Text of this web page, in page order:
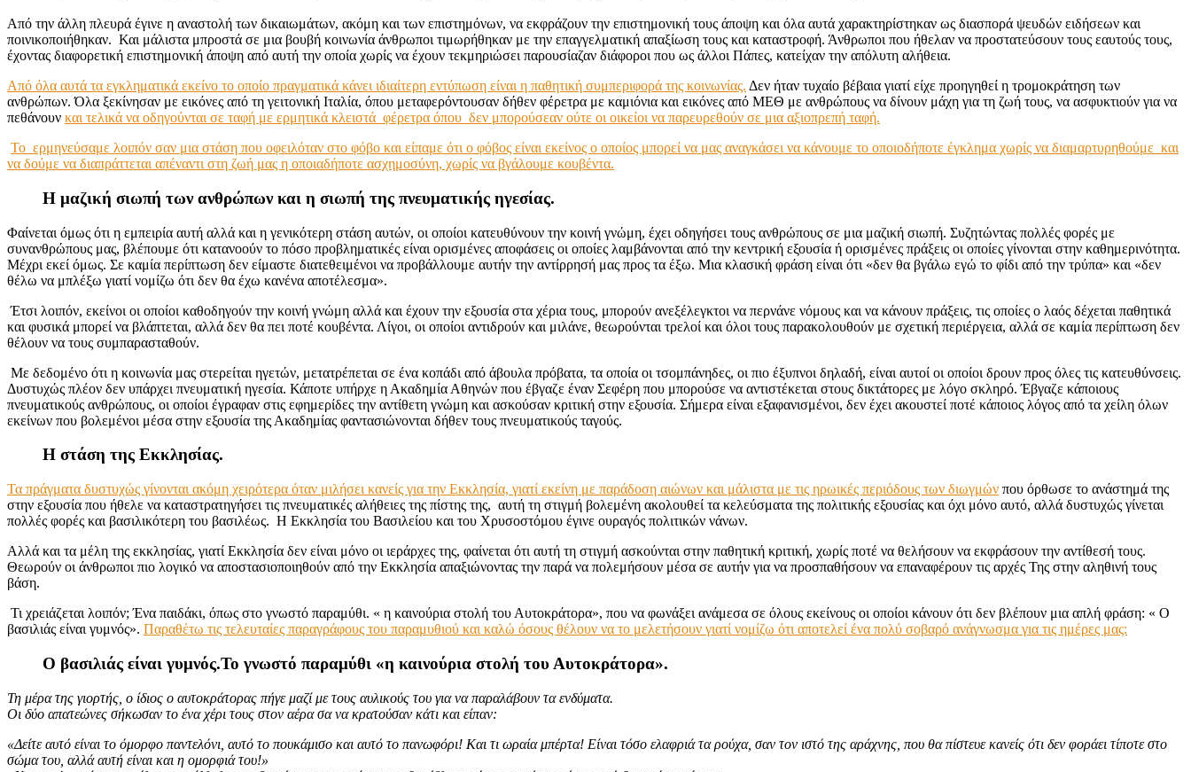
Από την άλλη πλευρά έγινε η αναστολή των δικαιωμάτων, ακόμη και των επιστημόνων, να εκφράζουν την επιστημονική τους άποψη και όλα αυτά χαρακτηρίστηκαν ως διασπορά ψευδών ειδήσεων και
ποινικοποιήθηκαν. Και μάλιστα μπροστά σε μια βουβή κοινωνία άνθρωποι τιμωρήθηκαν με την επαγγελματική απαξίωση τους και καταστροφή. Άνθρωποι που ήθελαν να προστατεύσουν τους εαυτούς τους,
έχοντας διαφορετική επιστημονική άποψη από αυτή την οποία χωρίς να έχουν τεκμηριώσει παρουσίαζαν διάφοροι που ως άλλοι Πάπες, κατείχαν την απόλυτη αλήθεια.
Από όλα αυτά τα εγκληματικά εκείνο το οποίο πραγματικά κάνει ιδιαίτερη εντύπωση είναι η παθητική συμπεριφορά της κοινωνίας. Δεν ήταν τυχαίο βέβαια γιατί είχε προηγηθεί η τρομοκράτηση των
ανθρώπων. Όλα ξεκίνησαν με εικόνες από τη γειτονική Ιταλία, όπου μεταφερόντουσαν δήθεν φέρετρα με καμιόνια και εικόνες από ΜΕΘ με ανθρώπους να δίνουν μάχη για τη ζωή τους, να ασφυκτιούν για να
πεθάνουν και τελικά να οδηγούνται σε ταφή με ερμητικά κλειστά φέρετρα όπου δεν μπορούσεαν ούτε οι οικείοι να παρευρεθούν σε μια αξιοπρεπή ταφή.
Το ερμηνεύσαμε λοιπόν σαν μια στάση που οφειλόταν στο φόβο και είπαμε ότι ο φόβος είναι εκείνος ο οποίος μπορεί να μας αναγκάσει να κάνουμε το οποιοδήποτε έγκλημα χωρίς να διαμαρτυρηθούμε και
να δούμε να διαπράττεται απέναντι στη ζωή μας η οποιαδήποτε ασχημοσύνη, χωρίς να βγάλουμε κουβέντα.
Η μαζική σιωπή των ανθρώπων και η σιωπή της πνευματικής ηγεσίας.
Φαίνεται όμως ότι η εμπειρία αυτή αλλά και η γενικότερη στάση αυτών, οι οποίοι κατευθύνουν την κοινή γνώμη, έχει οδηγήσει τους ανθρώπους σε μια μαζική σιωπή. Συζητώντας πολλές φορές με
συνανθρώπους μας, βλέπουμε ότι κατανοούν το πόσο προβληματικές είναι ορισμένες αποφάσεις οι οποίες λαμβάνονται από την κεντρική εξουσία ή ορισμένες πράξεις οι οποίες γίνονται στην καθημερινότητα.
Μέχρι εκεί όμως. Σε καμία περίπτωση δεν είμαστε διατεθειμένοι να προβάλλουμε αυτήν την αντίρρησή μας προς τα έξω. Μια κλασική φράση είναι ότι «δεν θα βγάλω εγώ το φίδι από την τρύπα» και «δεν
θέλω να μπλέξω γιατί νομίζω ότι δεν θα έχω κανένα αποτέλεσμα».
Έτσι λοιπόν, εκείνοι οι οποίοι καθοδηγούν την κοινή γνώμη αλλά και έχουν την εξουσία στα χέρια τους, μπορούν ανεξέλεγκτοι να περνάνε νόμους και να κάνουν πράξεις, τις οποίες ο λαός δέχεται παθητικά
και φυσικά μπορεί να βλάπτεται, αλλά δεν θα πει ποτέ κουβέντα. Λίγοι, οι οποίοι αντιδρούν και μιλάνε, θεωρούνται τρελοί και όλοι τους παρακολουθούν με σχετική περιέργεια, αλλά σε καμία περίπτωση δεν
θέλουν να τους συμπαρασταθούν.
Με δεδομένο ότι η κοινωνία μας στερείται ηγετών, μετατρέπεται σε ένα κοπάδι από άβουλα πρόβατα, τα οποία οι τσομπάνηδες, οι πιο έξυπνοι δηλαδή, είναι αυτοί οι οποίοι δρουν προς όλες τις κατευθύνσεις.
Δυστυχώς πλέον δεν υπάρχει πνευματική ηγεσία. Κάποτε υπήρχε η Ακαδημία Αθηνών που έβγαζε έναν Σεφέρη που μπορούσε να αντιστέκεται στους δικτάτορες με λόγο σκληρό. Έβγαζε κάποιους
πνευματικούς ανθρώπους, οι οποίοι έγραφαν στις εφημερίδες την αντίθετη γνώμη και ασκούσαν κριτική στην εξουσία. Σήμερα είναι εξαφανισμένοι, δεν έχει ακουστεί ποτέ κάποιος λόγος από τα χείλη όλων
εκείνων που βολεμένοι μέσα στην εξουσία της Ακαδημίας φαντασιώνονται δήθεν τους πνευματικούς ταγούς.
Η στάση της Εκκλησίας.
Τα πράγματα δυστυχώς γίνονται ακόμη χειρότερα όταν μιλήσει κανείς για την Εκκλησία, γιατί εκείνη με παράδοση αιώνων και μάλιστα με τις ηρωικές περιόδους των διωγμών που όρθωσε το ανάστημά της
στην εξουσία που ήθελε να καταστρατηγήσει τις πνευματικές αλήθειες της πίστης της, αυτή τη στιγμή βολεμένη ακολουθεί τα κελεύσματα της πολιτικής εξουσίας και όχι μόνο αυτό, αλλά δυστυχώς γίνεται
πολλές φορές και βασιλικότερη του βασιλέως. Η Εκκλησία του Βασιλείου και του Χρυσοστόμου έγινε ουραγός πολιτικών νάνων.
Αλλά και τα μέλη της εκκλησίας, γιατί Εκκλησία δεν είναι μόνο οι ιεράρχες της, φαίνεται ότι αυτή τη στιγμή ασκούνται στην παθητική κριτική, χωρίς ποτέ να θελήσουν να εκφράσουν την αντίθεσή τους.
Θεωρούν οι άνθρωποι πιο λογικό να αποστασιοποιηθούν από την Εκκλησία απαξιώνοντας την παρά να πολεμήσουν μέσα σε αυτήν για να προσπαθήσουν να επαναφέρουν τις αρχές Της στην αληθινή τους
βάση.
Τι χρειάζεται λοιπόν; Ένα παιδάκι, όπως στο γνωστό παραμύθι. « η καινούρια στολή του Αυτοκράτορα», που να φωνάξει ανάμεσα σε όλους εκείνους οι οποίοι κάνουν ότι δεν βλέπουν μια απλή φράση: « Ο
βασιλιάς είναι γυμνός». Παραθέτω τις τελευταίες παραγράφους του παραμυθιού και καλώ όσους θέλουν να το μελετήσουν γιατί νομίζω ότι αποτελεί ένα πολύ σοβαρό ανάγνωσμα για τις ημέρες μας:
Ο βασιλιάς είναι γυμνός.Το γνωστό παραμύθι «η καινούρια στολή του Αυτοκράτορα».
Τη μέρα της γιορτής, ο ίδιος ο αυτοκράτορας πήγε μαζί με τους αυλικούς του για να παραλάβουν τα ενδύματα.
Οι δύο απατεώνες σήκωσαν το ένα χέρι τους στον αέρα σα να κρατούσαν κάτι και είπαν:
«Δείτε αυτό είναι το όμορφο παντελόνι, αυτό το πουκάμισο και αυτό το πανωφόρι! Και τι ωραία μπέρτα! Είναι τόσο ελαφριά τα ρούχα, σαν τον ιστό της αράχνης, που θα πίστευε κανείς ότι δεν φοράει τίποτε στο
σώμα του, αλλά αυτή είναι και η ομορφιά του!»